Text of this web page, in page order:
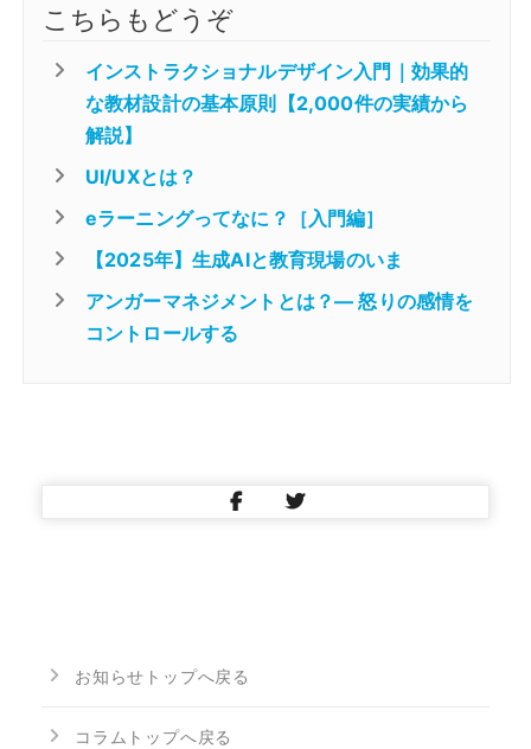
こちらもどうぞ
インストラクショナルデザイン入門｜効果的
な教材設計の基本原則【2,000件の実績から
解説】
UI/UXとは？
eラーニングってなに？［入門編］
【2025年】生成AIと教育現場のいま
アンガーマネジメントとは？― 怒りの感情を
コントロールする
お知らせトップへ戻る
コラムトップへ戻る